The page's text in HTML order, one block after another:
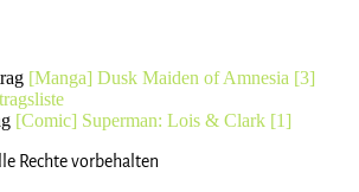
[Manga] Dusk Maiden of Amnesia [3]
[Comic] Superman: Lois & Clark [1]
Rechte vorbehalten